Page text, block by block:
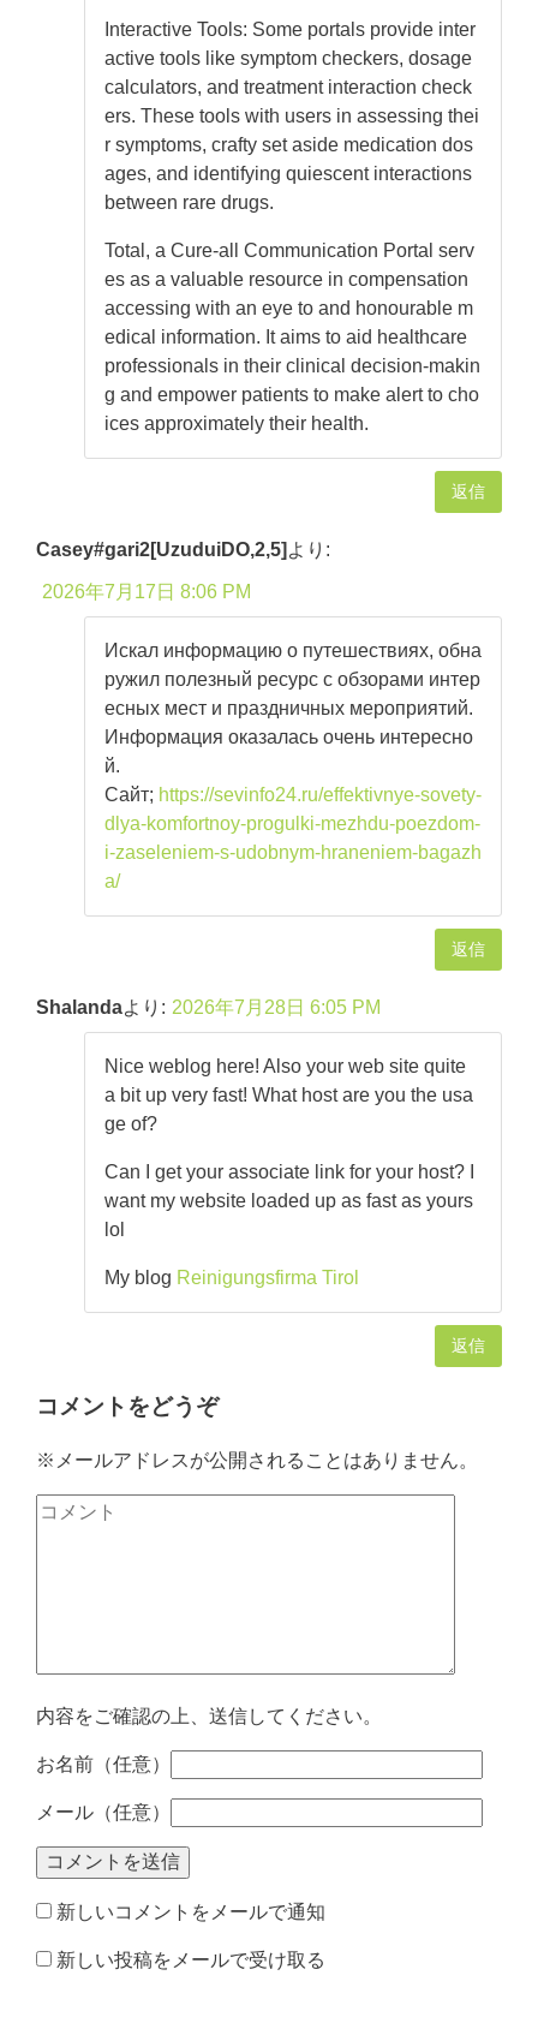
Interactive Tools: Some portals provide inter
active tools like symptom checkers, dosage
calculators, and treatment interaction check
ers. These tools with users in assessing thei
r symptoms, crafty set aside medication dos
ages, and identifying quiescent interactions
between rare drugs.
Total, a Cure-all Communication Portal serv
es as a valuable resource in compensation
accessing with an eye to and honourable m
edical information. It aims to aid healthcare
professionals in their clinical decision-makin
g and empower patients to make alert to cho
ices approximately their health.
返信
Casey#gari2[UzuduiDO,2,5] より:
2026年7月17日 8:06 PM
Искал информацию о путешествиях, обна
ружил полезный ресурс с обзорами интер
есных мест и праздничных мероприятий.
Информация оказалась очень интересно
й.
Сайт; https://sevinfo24.ru/effektivnye-sovety-
dlya-komfortnoy-progulki-mezhdu-poezdom-
i-zaseleniem-s-udobnym-hraneniem-bagazh
a/
返信
Shalandaより: 2026年7月28日 6:05 PM
Nice weblog here! Also your web site quite
a bit up very fast! What host are you the usa
ge of?
Can I get your associate link for your host? I
want my website loaded up as fast as yours
lol
My blog Reinigungsfirma Tirol
返信
コメントをどうぞ
※メールアドレスが公開されることはありません。
内容をご確認の上、送信してください。
お名前（任意）
メール（任意）
新しいコメントをメールで通知
新しい投稿をメールで受け取る